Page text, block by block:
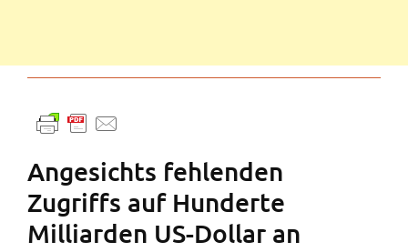
Angesichts fehlenden
Zugriffs auf Hunderte
Milliarden US-Dollar an